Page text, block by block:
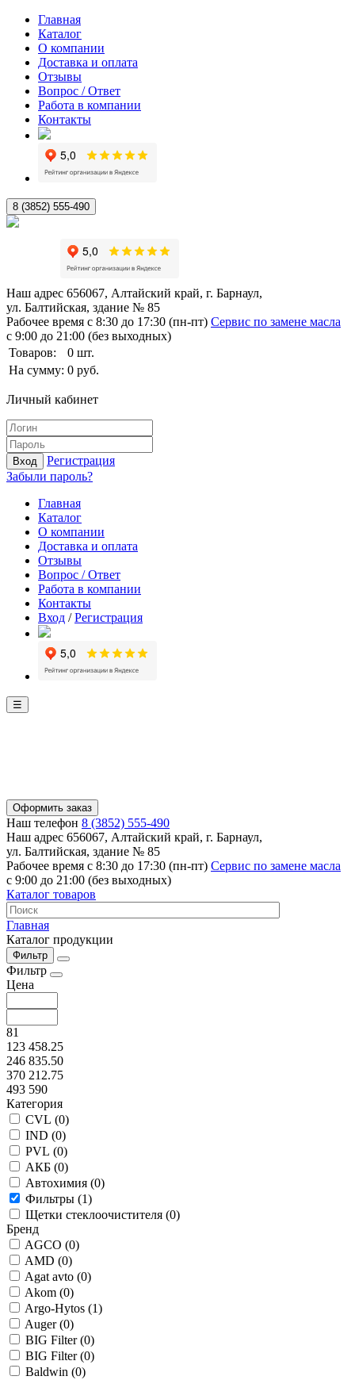
Главная
Каталог
О компании
Доставка и оплата
Отзывы
Вопрос / Ответ
Работа в компании
Контакты
8 (3852) 555-490
Наш адрес 656067, Алтайский край, г. Барнаул,
ул. Балтийская, здание № 85
Рабочее время с 8:30 до 17:30 (пн-пт) Сервис по замене масла
с 9:00 до 21:00 (без выходных)
Товаров:
0 шт.
На сумму: 0 руб.
Личный кабинет
Вход
Регистрация
Забыли пароль?
Главная
Каталог
О компании
Доставка и оплата
Отзывы
Вопрос / Ответ
Работа в компании
Контакты
Вход /Регистрация
☰
Оформить заказ
Наш телефон 8 (3852) 555-490
Наш адрес 656067, Алтайский край, г. Барнаул,
ул. Балтийская, здание № 85
Рабочее время с 8:30 до 17:30 (пн-пт) Сервис по замене масла
с 9:00 до 21:00 (без выходных)
Каталог товаров
Главная
Каталог продукции
Фильтр
Фильтр
Цена
81
123 458.25
246 835.50
370 212.75
493 590
Категория
CVL (0)
IND (0)
PVL (0)
АКБ (0)
Автохимия (0)
Фильтры (1)
Щетки стеклоочистителя (0)
Бренд
AGCO (0)
AMD (0)
Agat avto (0)
Akom (0)
Argo-Hytos (1)
Auger (0)
BIG Filter (0)
BIG Filter (0)
Baldwin (0)